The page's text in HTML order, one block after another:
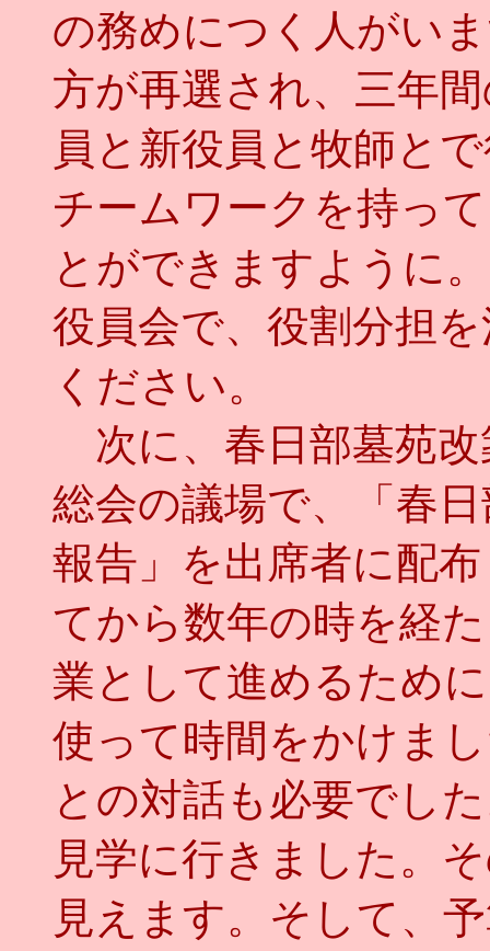
の務めにつく人がい
方が再選され、三年
員と新役員と牧師と
チームワークを持っ
とができますように
役員会で、役割分担
ください。
次に、春日部墓苑
総会の議場で、「春
報告」を出席者に配
てから数年の時を経
業として進めるため
使って時間をかけま
との対話も必要でし
見学に行きました。
見えます。そして、